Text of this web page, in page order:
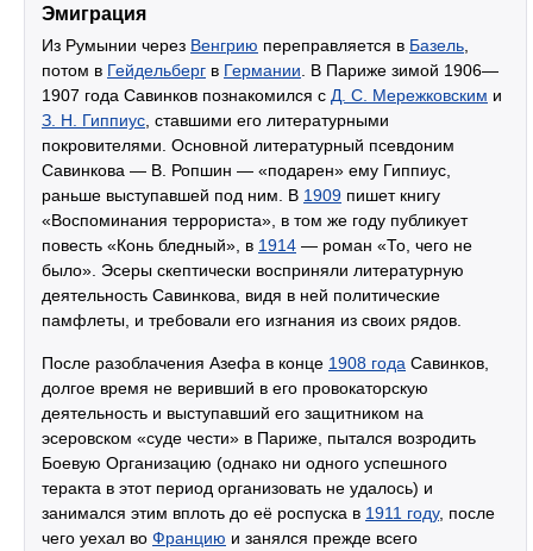
Эмиграция
Из Румынии через Венгрию переправляется в Базель
потом в Гейдельберг в Германии . В Париже зимой 1906—
1907 года Савинков познакомился с Д. С. Мережковским и
З. Н. Гиппиус , ставшими его литературными
покровителями. Основной литературный псевдоним
Савинкова — В. Ропшин — «подарен» ему Гиппиус,
раньше выступавшей под ним. В 1909 пишет книгу
«Воспоминания террориста», в том же году публикует
повесть «Конь бледный», в 1914 — роман «То, чего не
было». Эсеры скептически восприняли литературную
деятельность Савинкова, видя в ней политические
памфлеты, и требовали его изгнания из своих рядов.
После разоблачения Азефа в конце 1908 года Савинков,
долгое время не веривший в его провокаторскую
деятельность и выступавший его защитником на
эсеровском «суде чести» в Париже, пытался возродить
Боевую Организацию (однако ни одного успешного
теракта в этот период организовать не удалось) и
занимался этим вплоть до её роспуска в 1911 году, после
чего уехал во Францию и занялся прежде всего